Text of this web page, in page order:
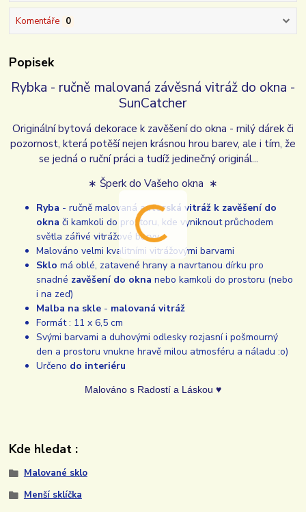
Komentáře 0
Popisek
Rybka - ručně malovaná závěsná vitráž do okna -
SunCatcher
Originální bytová dekorace k zavěšení do okna - milý dárek či
pozornost, která potěší nejen krásnou hrou barev, ale i tím, že
se jedná o ruční práci a tudíž jedinečný originál...
∗ Šperk do Vašeho okna ∗
Ryba - ručně malovanáautorská vitráž k zavěšení do
okna či kamkoli do prostoru, kde vyniknout průchodem
světla zářivé vitrážové barvy
Malováno velmi kvalitními vitrážovými barvami
Sklo má oblé, zatavené hrany a navrtanou dírku pro
snadné zavěšení do okna nebo kamkoli do prostoru (nebo
i na zeď)
Malba na skle - malovaná vitráž
Formát : 11 x 6,5 cm
Svými barvami a duhovými odlesky rozjasní i pošmourný
den a prostoru vnukne hravě milou atmosféru a náladu :o)
Určeno do interiéru
Malováno s Radostí a Láskou ♥
Kde hledat :
Malované sklo
Menší sklíčka